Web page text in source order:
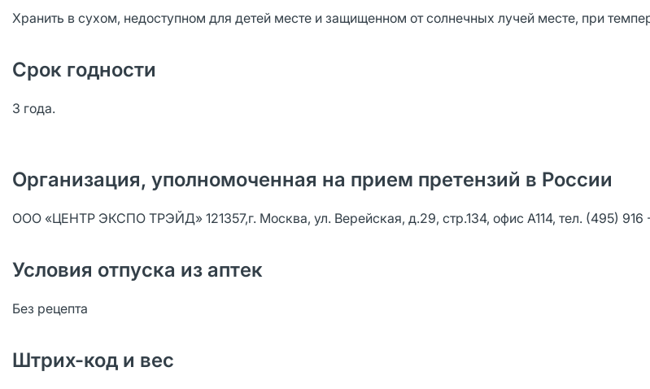
Хранить в сухом, недоступном для детей месте и защищенном от солнечных лучей месте, при
Срок годности
3 года.
Организация, уполномоченная на прием претензий в России
ООО «ЦЕНТР ЭКСПО ТРЭЙД» 121357,г. Москва, ул. Верейская, д.29, стр.134, офис А114, тел. (495) 916
Условия отпуска из аптек
Без рецепта
Штрих-код и вес